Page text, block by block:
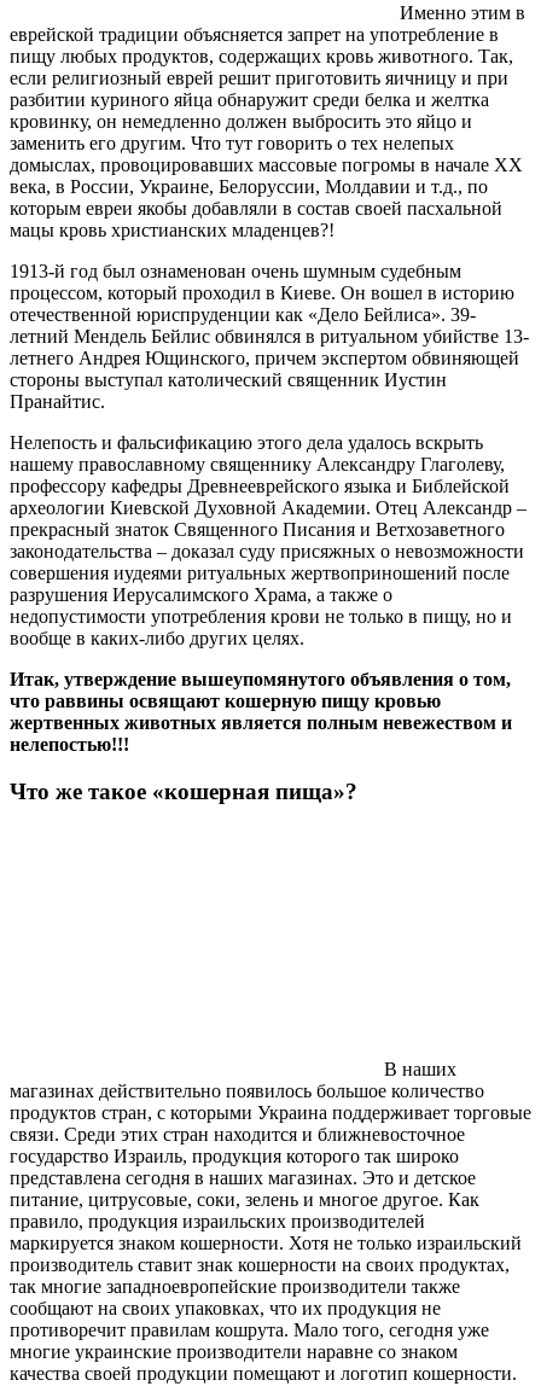
Именно этим в
еврейской традиции объясняется запрет на употребление в
пищу любых продуктов, содержащих кровь животного. Так,
если религиозный еврей решит приготовить яичницу и при
разбитии куриного яйца обнаружит среди белка и желтка
кровинку, он немедленно должен выбросить это яйцо и
заменить его другим. Что тут говорить о тех нелепых
домыслах, провоцировавших массовые погромы в начале ХХ
века, в России, Украине, Белоруссии, Молдавии и т.д., по
которым евреи якобы добавляли в состав своей пасхальной
мацы кровь христианских младенцев?!
1913-й год был ознаменован очень шумным судебным
процессом, который проходил в Киеве. Он вошел в историю
отечественной юриспруденции как «Дело Бейлиса». 39-
летний Мендель Бейлис обвинялся в ритуальном убийстве 13-
летнего Андрея Ющинского, причем экспертом обвиняющей
стороны выступал католический священник Иустин
Пранайтис.
Нелепость и фальсификацию этого дела удалось вскрыть
нашему православному священнику Александру Глаголеву,
профессору кафедры Древнееврейского языка и Библейской
археологии Киевской Духовной Академии. Отец Александр –
прекрасный знаток Священного Писания и Ветхозаветного
законодательства – доказал суду присяжных о невозможности
совершения иудеями ритуальных жертвоприношений после
разрушения Иерусалимского Храма, а также о
недопустимости употребления крови не только в пищу, но и
вообще в каких-либо других целях.
Итак, утверждение вышеупомянутого объявления о том,
что раввины освящают кошерную пищу кровью
жертвенных животных является полным невежеством и
нелепостью!!!
Что же такое «кошерная пища»?
В наших
магазинах действительно появилось большое количество
продуктов стран, с которыми Украина поддерживает торговые
связи. Среди этих стран находится и ближневосточное
государство Израиль, продукция которого так широко
представлена сегодня в наших магазинах. Это и детское
питание, цитрусовые, соки, зелень и многое другое. Как
правило, продукция израильских производителей
маркируется знаком кошерности. Хотя не только израильский
производитель ставит знак кошерности на своих продуктах,
так многие западноевропейские производители также
сообщают на своих упаковках, что их продукция не
противоречит правилам кошрута. Мало того, сегодня уже
многие украинские производители наравне со знаком
качества своей продукции помещают и логотип кошерности.